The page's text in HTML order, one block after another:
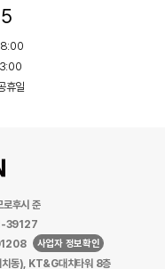
휴일
로후시 준
39127
사업자 정보확인
치동), KT&G대치타워 8층